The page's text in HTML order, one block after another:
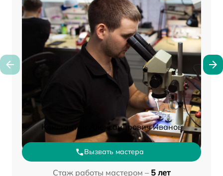
Константин Александрович Иванов
Вызвать мастера
Стаж работы мастером – 5 лет